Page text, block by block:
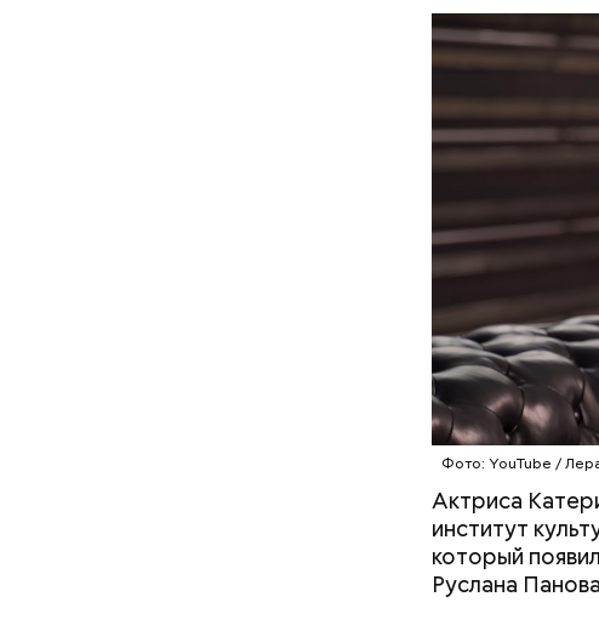
Фото: YouTube /
Актриса
институт
который
Руслана
Праздник
аналог Дня
другу
признаются в
прошлое — во
девушки
юноши искали